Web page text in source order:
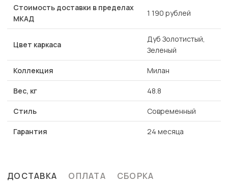
Стоимость доставки в пределах
МКАД
1 190 рублей
Цвет каркаса
Дуб Золотистый,
Зеленый
Коллекция Милан
Вес, кг 48.8
Стиль Современный
Гарантия 24 месяца
ДОСТАВКА ОПЛАТА СБОРКА